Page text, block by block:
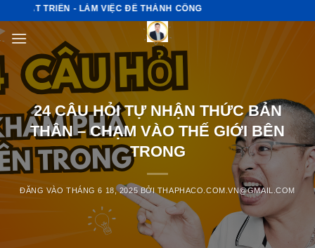
qua
nội
dung
TRIỂN - LÀM VIỆC ĐỂ THÀNH CÔNG
24 CÂU HỎI TỰ NHẬN THỨC BẢN
THÂN – CHẠM VÀO THẾ GIỚI BÊN
TRONG
ĐĂNG VÀOTHÁNG 6 18, 2025 BỞI THAPHACO.COM.VN@GMAIL.COM